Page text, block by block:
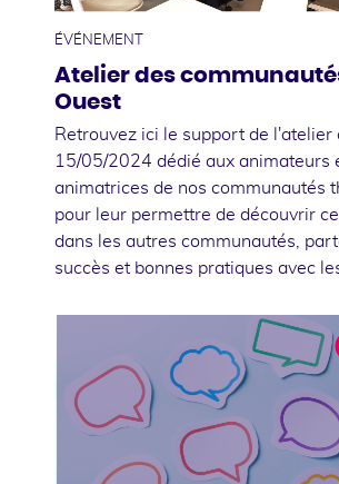
ÉVÉNEMENT
Atelier des
Ouest
Retrouvez ici le support de l'atelier
15/05/2024 dédié aux animateurs
animatrices de nos communautés
pour leur permettre de découvrir
dans les autres communautés,
succès et bonnes pratiques avec